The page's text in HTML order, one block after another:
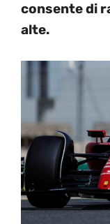
consente di
alte.